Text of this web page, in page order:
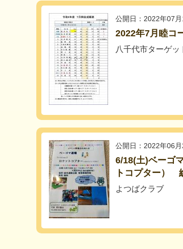
公開日：2022年07月
2022年7月睦コ
八千代市ターゲ
公開日：2022年06月
6/18(土)ベーゴ
トコプター）
よつばクラブ